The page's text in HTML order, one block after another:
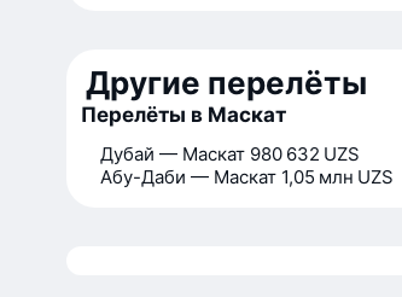
Другие перелёты
Перелёты в Маскат
Дубай — Маскат 980 632 UZS
Абу-Даби — Маскат 1,05 млн UZS